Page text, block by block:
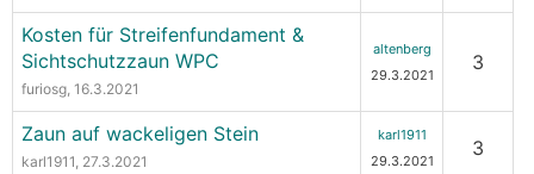
Kosten für Streifenfundament &
Sichtschutzzaun WPC
furiosg, 16.3.2021
altenberg
29.3.2021
3
Zaun auf wackeligen Stein
karl1911, 27.3.2021
karl1911
29.3.2021
3